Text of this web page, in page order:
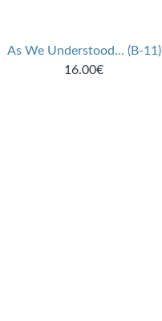
As We Understood... (B-11)
16.00€